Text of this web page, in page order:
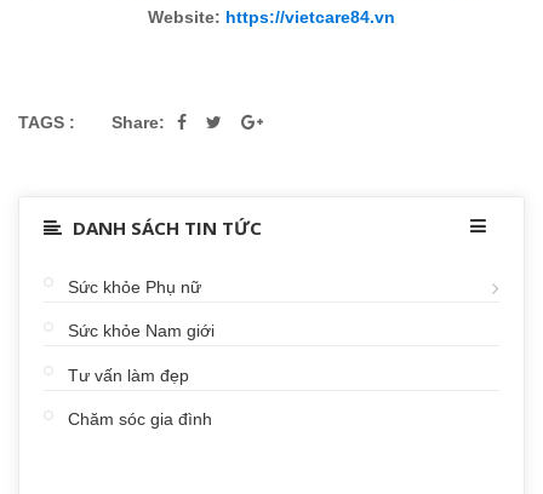
Website: https://vietcare84.vn
TAGS : Share:
DANH SÁCH TIN TỨC
Sức khỏe Phụ nữ
Sức khỏe Nam giới
Tư vấn làm đẹp
Chăm sóc gia đình